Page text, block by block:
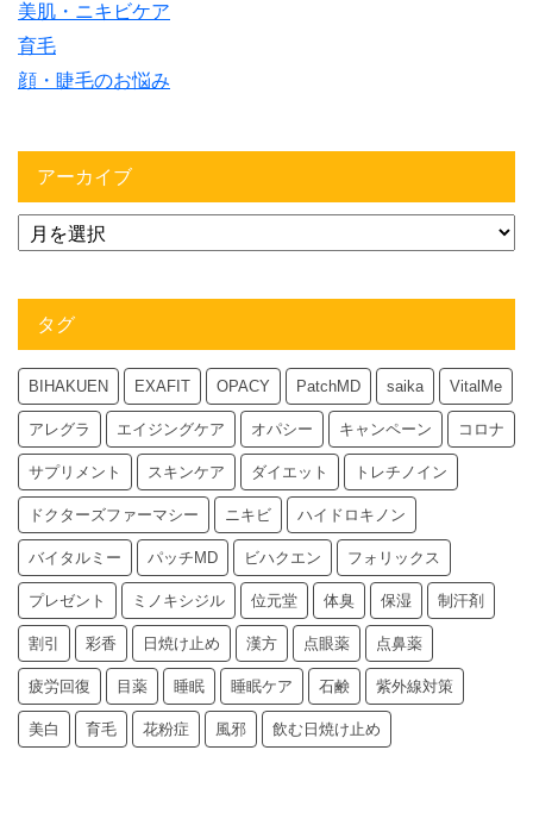
美肌・ニキビケア
育毛
顔・睫毛のお悩み
アーカイブ
タグ
BIHAKUEN EXAFIT OPACY PatchMD saika VitalMe
アレグラ エイジングケア オパシー キャンペーン コロナ
サプリメント スキンケア ダイエット トレチノイン
ドクターズファーマシー ニキビ ハイドロキノン
バイタルミー パッチMD ビハクエン フォリックス
プレゼント ミノキシジル 位元堂 体臭 保湿 制汗剤
割引 彩香 日焼け止め 漢方 点眼薬 点鼻薬
疲労回復 目薬 睡眠 睡眠ケア 石鹸 紫外線対策
美白 育毛 花粉症 風邪 飲む日焼け止め